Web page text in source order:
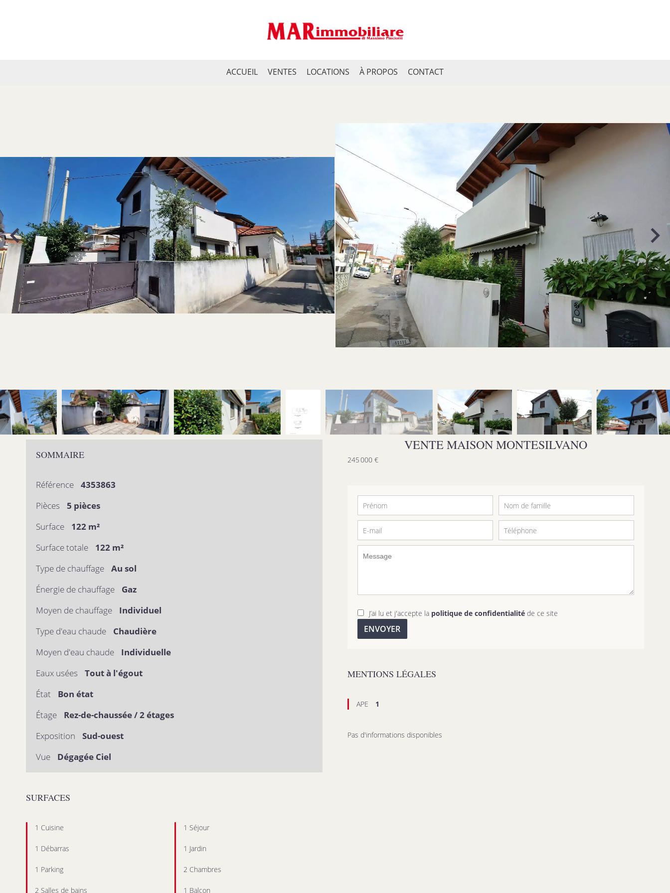
ACCUEIL VENTES LOCATIONS À PROPOS CONTACT
SOMMAIRE
Référence
4353863
Pièces
5 pièces
Surface
122 m²
Surface totale
122 m²
Type de chauffage
Au sol
Énergie de chauffage
Gaz
Moyen de chauffage
Individuel
Type d'eau chaude
Chaudière
Moyen d'eau chaude
Individuelle
Eaux usées
Tout à l'égout
État
Bon état
Étage
Rez-de-chaussée / 2 étages
Exposition
Sud-ouest
Vue
Dégagée Ciel
SURFACES
1 Cuisine 1 Séjour
1 Débarras 1 Jardin
1 Parking 2 Chambres
2 Salles de bains 1 Balcon
VENTE MAISON MONTESILVANO
245 000 €
J’ai lu et j'accepte la politique de confidentialitéde ce site
ENVOYER
MENTIONS LÉGALES
APE 1
Pas d'informations disponibles